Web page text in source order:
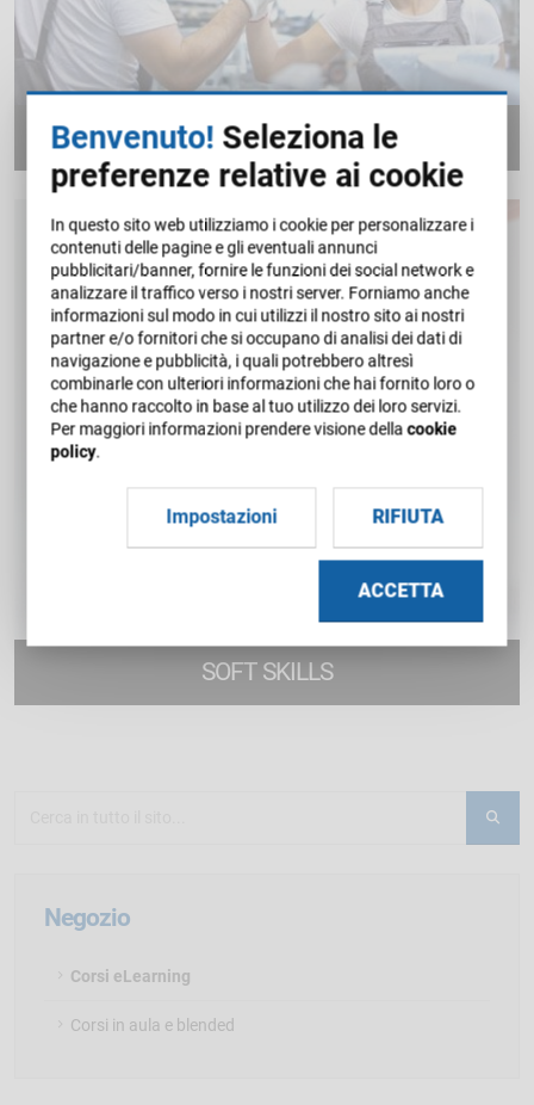
SICUREZZA SUL LAVORO
161 corsi di formazione online
SOFT SKILLS
49 corsi di formazione online
Negozio
Corsi eLearning
Corsi in aula e blended
Benvenuto! Seleziona le
preferenze relative ai cookie
In questo sito web utilizziamo i cookie per personalizzare i
contenuti delle pagine e gli eventuali annunci
pubblicitari/banner, fornire le funzioni dei social network e
analizzare il traffico verso i nostri server. Forniamo anche
informazioni sul modo in cui utilizzi il nostro sito ai nostri
partner e/o fornitori che si occupano di analisi dei dati di
navigazione e pubblicità, i quali potrebbero altresì
combinarle con ulteriori informazioni che hai fornito loro o
che hanno raccolto in base al tuo utilizzo dei loro servizi.
Per maggiori informazioni prendere visione dellacookie
policy.
Impostazioni RIFIUTA
ACCETTA